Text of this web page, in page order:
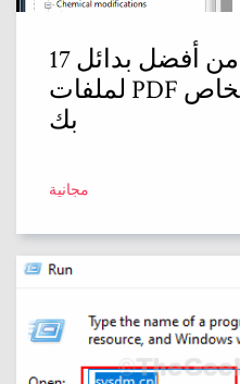
17 من أفضل بدائل Adobe Acrobat
لملفات PDF لجهاز الكمبيوتر الخاص
بك
مجانية